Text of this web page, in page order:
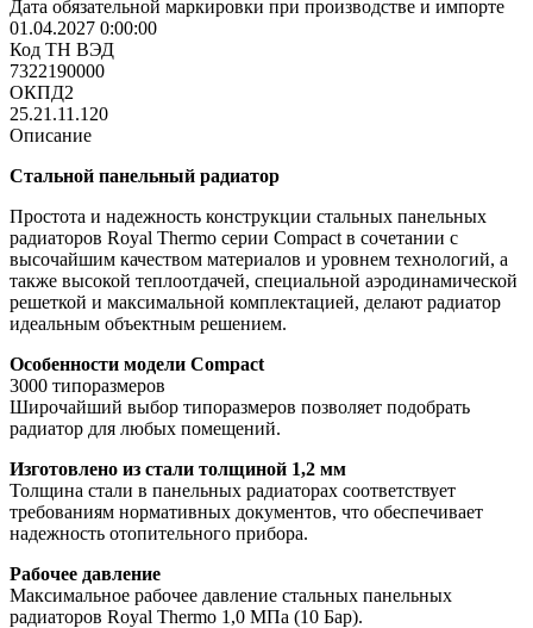
Дата обязательной маркировки при производстве и импорте
01.04.2027 0:00:00
Код ТН ВЭД
7322190000
ОКПД2
25.21.11.120
Описание
Стальной панельный радиатор
Простота и надежность конструкции стальных панельных
радиаторов Royal Thermo серии Compact в сочетании с
высочайшим качеством материалов и уровнем технологий, а
также высокой теплоотдачей, специальной аэродинамической
решеткой и максимальной комплектацией, делают радиатор
идеальным объектным решением.
Особенности модели Compact
3000 типоразмеров
Широчайший выбор типоразмеров позволяет подобрать
радиатор для любых помещений.
Изготовлено из стали толщиной 1,2 мм
Толщина стали в панельных радиаторах соответствует
требованиям нормативных документов, что обеспечивает
надежность отопительного прибора.
Рабочее давление
Максимальное рабочее давление стальных панельных
радиаторов Royal Thermo 1,0 МПа (10 Бар).